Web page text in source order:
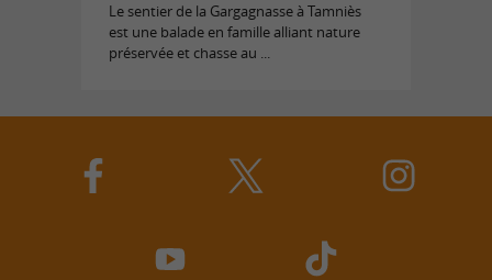
Le sentier de la Gargagnasse à Tamniès
est une balade en famille alliant nature
préservée et chasse au ...